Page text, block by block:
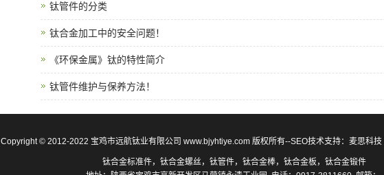
钛管件的分类
钛合金加工中的安全问题！
《环保金属》钛的特性简介
钛管件维护与保养方法！
Copyright © 2012-2022 宝鸡市远航钛业有限公司 www.bjyhtiye.com 版权所有--SEO技术支持： 麦思科技
钛合金标准件，钛合金螺丝，钛管件，钛合金棒，钛合金板，钛合金锻件